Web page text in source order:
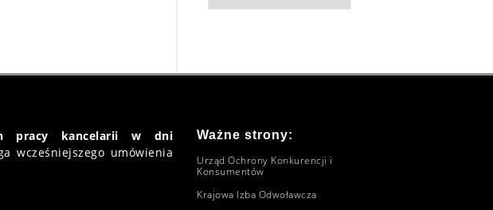
pracy kancelarii w dni
wcześniejszego umówienia
Ważne strony:
Urząd Ochrony Konkurencji i
Konsumentów
Krajowa Izba Odwoławcza